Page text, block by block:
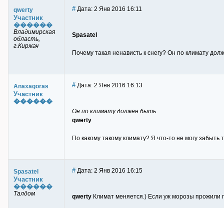
qwerty
Участник
������
Владимирская
область,
г.Киржач
# Дата: 2 Янв 2016 16:11
Spasatel
Почему такая ненависть к снегу? Он по климату
Anaxagoras
Участник
������
# Дата: 2 Янв 2016 16:13
Он по климату должен быть.
qwerty
По какому такому климату? Я что-то не могу забыть
Spasatel
Участник
������
Талдом
# Дата: 2 Янв 2016 16:15
qwerty Климат меняется.) Если уж морозы прожили